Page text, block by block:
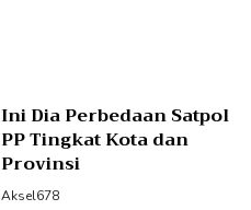
Ini Dia Perbedaan Satpol
PP Tingkat Kota dan
Provinsi
Aksel678